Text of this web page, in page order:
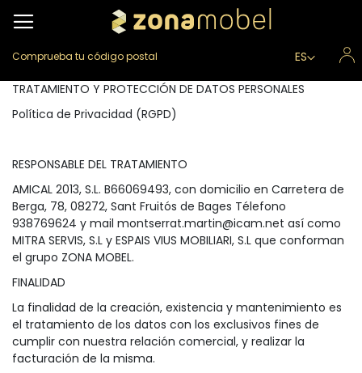
Comprueba tu código postal Lenguaje
ES
TRATAMIENTO Y PROTECCIÓN DE DATOS PERSONALES
Política de Privacidad (RGPD)
RESPONSABLE DEL TRATAMIENTO
AMICAL 2013, S.L. B66069493, con domicilio en Carretera de
Berga, 78, 08272, Sant Fruitós de Bages Télefono
938769624 y mail montserrat.martin@icam.net así como
MITRA SERVIS, S.L y ESPAIS VIUS MOBILIARI, S.L que conforman
el grupo ZONA MOBEL.
FINALIDAD
La finalidad de la creación, existencia y mantenimiento es
el tratamiento de los datos con los exclusivos fines de
cumplir con nuestra relación comercial, y realizar la
facturación de la misma.